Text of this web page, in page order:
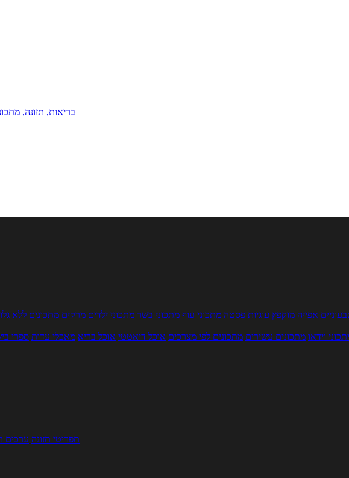
אפייה מוקפץ עוגיות פסטה מתכוני עוף מתכוני בשר מתכוני ילדים מרקים מתכונים ללא
וידאו מתכונים עשירים מתכונים לפי מצרכים אוכל דיאטטי אוכל בריא מאכלי עדות ספרי
תפריטי תזונה ערכים